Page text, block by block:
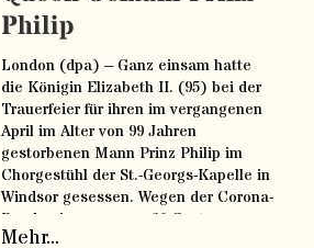
Philip
London (dpa) – Ganz einsam hatte
die Königin Elizabeth II. (95) bei der
Trauerfeier für ihren im vergangenen
April im Alter von 99 Jahren
gestorbenen Mann Prinz Philip im
Chorgestühl der St.-Georgs-Kapelle in
Windsor gesessen. Wegen der Corona-
Pandemie waren nur 30 Gäste
zugelassen, Abstandhalten wa
Mehr...